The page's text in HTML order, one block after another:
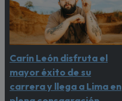
Carín León disfruta el
mayor éxito de su
carrera y llega a Lima en